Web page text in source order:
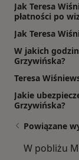
Jak Teresa
płatności po
Jak Teresa
W jakich
Grzywińska?
Teresa
Jakie
Grzywińska?
Powiązane
W pobliżu